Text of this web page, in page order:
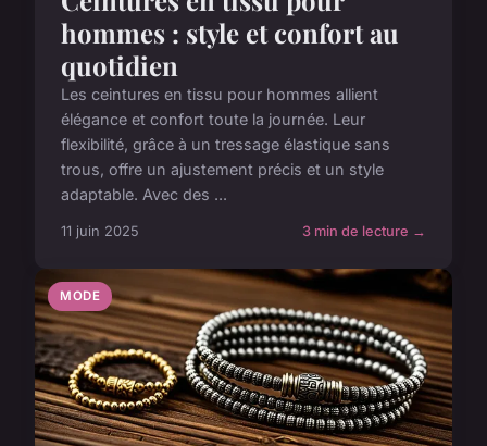
hommes : style et confort au
quotidien
Les ceintures en tissu pour hommes allient
élégance et confort toute la journée. Leur
flexibilité, grâce à un tressage élastique sans
trous, offre un ajustement précis et un style
adaptable. Avec des ...
11 juin 2025 3 min de lecture →
MODE